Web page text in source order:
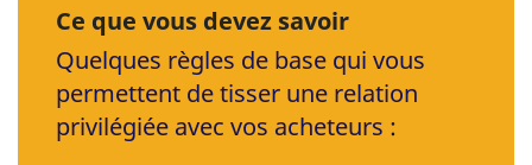
Ce que vous devez savoir
Quelques règles de base qui vous
permettent de tisser une relation
privilégiée avec vos acheteurs :